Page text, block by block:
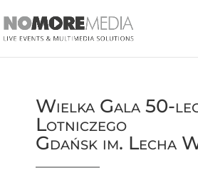
Wielka Gala 50-
Lotniczego
Gdańsk im. Lecha